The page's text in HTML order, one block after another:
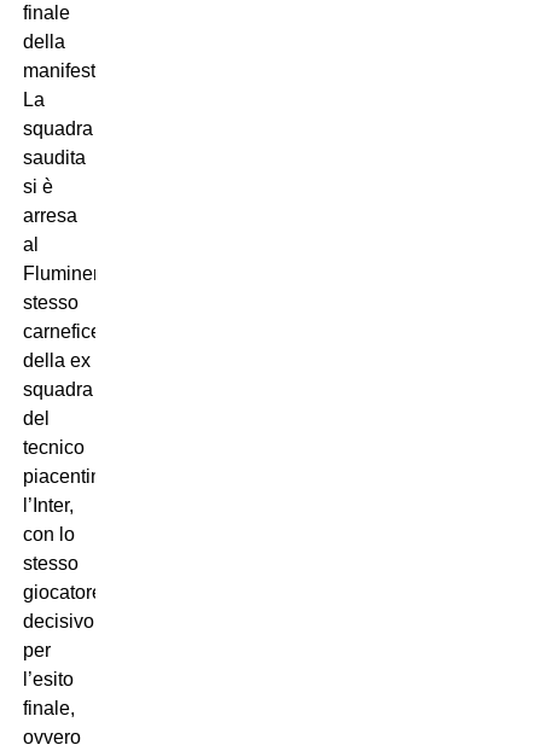
finale
della
manifestazione.
La
squadra
saudita
si è
arresa
al
Fluminense,
stesso
carnefice
della ex
squadra
del
tecnico
piacentino,
l’Inter,
con lo
stesso
giocatore
decisivo
per
l’esito
finale,
ovvero